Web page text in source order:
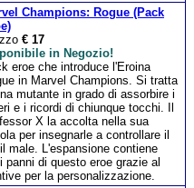
Champions: Rogue (Pack
€ 17
in Negozio!
eroe che introduce l'Eroina
in Marvel Champions. Si tratta
mutante in grado di assorbire i
e i ricordi di chiunque tocchi. Il
X la accolta nella sua
per insegnarle a controllare il
male. L'espansione contiene
di questo eroe grazie al
per la personalizzazione.